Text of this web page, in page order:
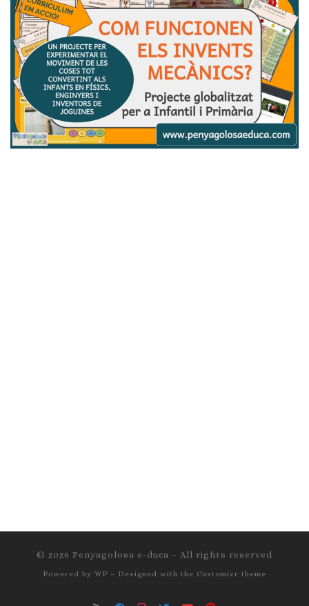
© 2026 Penyagolosa e-duca – All rights reserved
Powered by WP – Designed with the Customizr theme